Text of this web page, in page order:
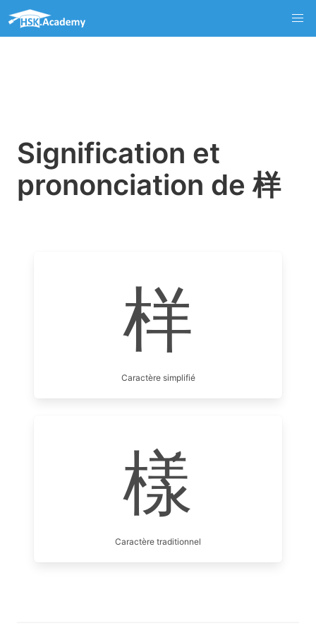
Signification et
prononciation de 样
样
Caractère simplifié
樣
Caractère traditionnel